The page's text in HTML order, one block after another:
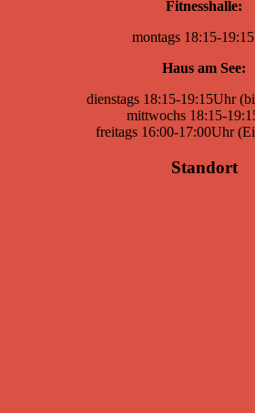
Fitnesshalle:
montags 18:15-
Haus am See:
dienstags 18:15-19:15Uhr
mittwochs 18:15-
freitags 16:00-17:00Uhr
Standort